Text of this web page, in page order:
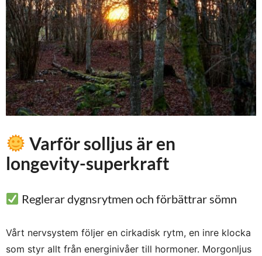
Varför solljus är en
longevity-superkraft
Reglerar dygnsrytmen och förbättrar sömn
Vårt nervsystem följer en cirkadisk rytm, en inre klocka
som styr allt från energinivåer till hormoner. Morgonljus